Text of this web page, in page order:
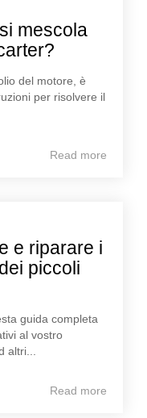
mescola
del motore, è
per risolvere il
Read more
e riparare i
piccoli
guida completa
al vostro
altri...
Read more